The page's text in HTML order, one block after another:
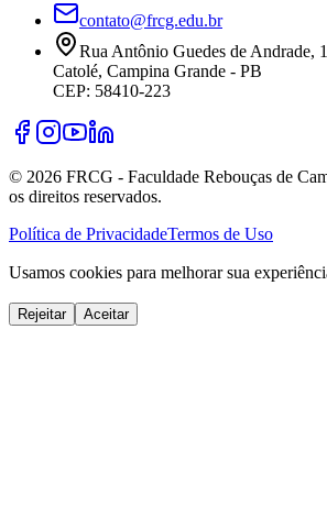
contato@frcg.edu.br
Rua Antônio Guedes de Andrade,
Catolé, Campina Grande - PB
CEP: 58410-223
© 2026 FRCG - Faculdade Rebouças de
os direitos reservados.
Política de PrivacidadeTermos de Uso
Usamos cookies para melhorar sua
Rejeitar Aceitar